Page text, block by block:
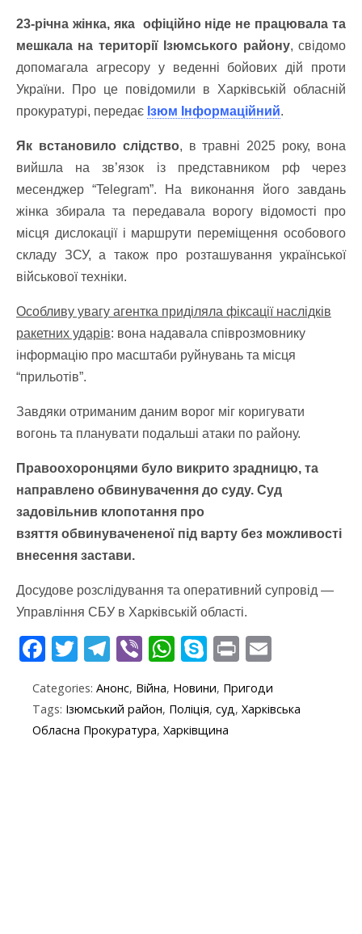
23-річна жінка, яка офіційно ніде не працювала та
мешкала на території Ізюмського району, свідомо
допомагала агресору у веденні бойових дій проти
України. Про це повідомили в Харківській обласній
прокуратурі, передає Ізюм Інформаційний.
Як встановило слідство, в травні 2025 року, вона
вийшла на зв’язок із представником рф через
месенджер “Telegram”. На виконання його завдань
жінка збирала та передавала ворогу відомості про
місця дислокації і маршрути переміщення особового
складу ЗСУ, а також про розташування української
військової техніки.
Особливу увагу агентка приділяла фіксації наслідків
ракетних ударів: вона надавала співрозмовнику
інформацію про масштаби руйнувань та місця
“прильотів”.
Завдяки отриманим даним ворог міг коригувати
вогонь та планувати подальші атаки по району.
Правоохоронцями було викрито зрадницю, та
направлено обвинувачення до суду. Суд
задовільнив клопотання про
взяття обвинувачененої під варту без можливості
внесення застави.
Досудове розслідування та оперативний супровід —
Управління СБУ в Харківській області.
F
e
b
T
itt
er
T
e
gr
Vi
b
er
W
at
s
S
y
p
Pr
t ai
Categories: Анонс, Війна, Новини, Пригоди
Tags: Ізюмський район, Поліція, суд, Харківська
Обласна Прокуратура, Харківщина